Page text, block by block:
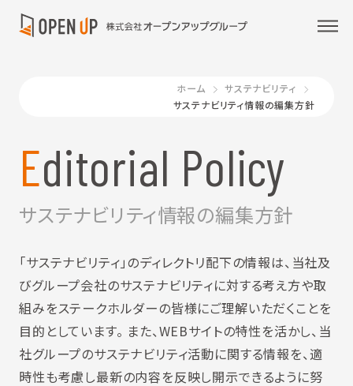
ホーム
サステナビリティ
サステナビリティ情報の編集方針
Editorial Policy
サステナビリティ情報の編集方針
「サステナビリティ」のディレクトリ配下の情報は、当社及
びグループ会社のサステナビリティに対する考え方や取
組みをステークホルダーの皆様にご理解いただくことを
目的としています。 また、WEBサイトの特性を活かし、当
社グループのサステナビリティ活動に関する情報を、適
時性も考慮し最新の内容を反映し開示できるように努